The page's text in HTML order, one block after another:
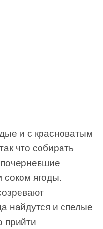
и с красноватым
что собирать
соком ягоды.
найдутся и спелые
прийти